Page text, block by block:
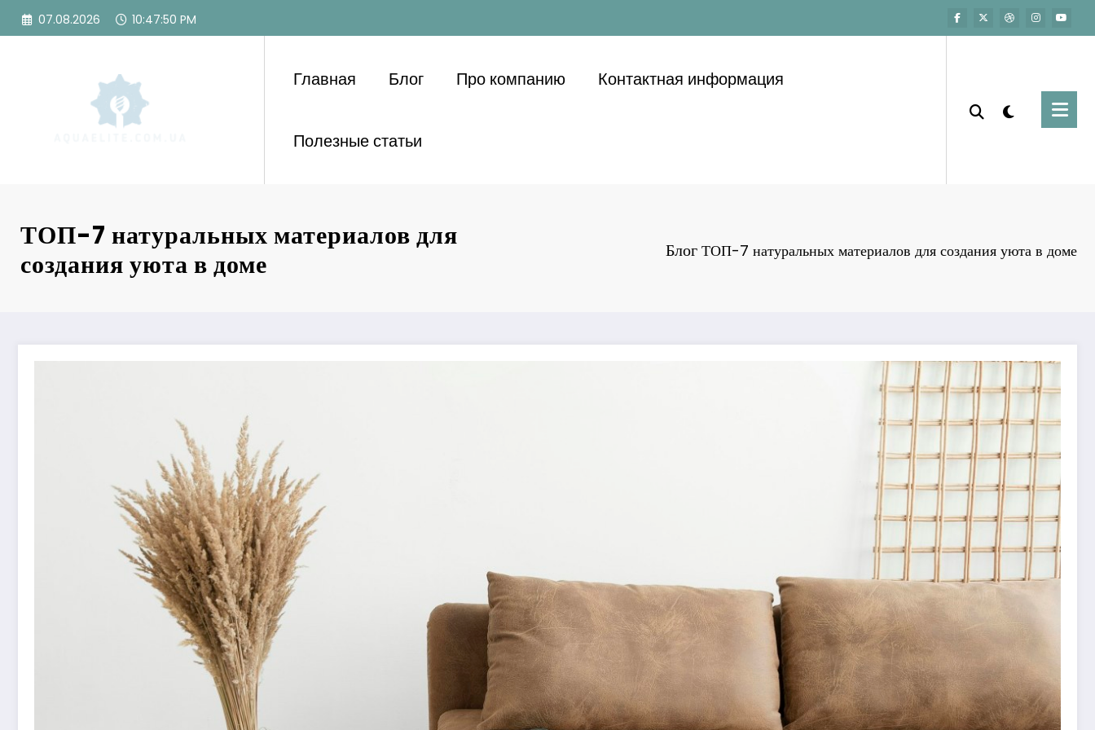
Перейти
07.08.2026 10:47:52 PM
Главная Блог Про компанию Контактная информация
Полезные статьи
ТОП-7 натуральных материалов для
создания уюта в доме
Блог ТОП-7 натуральных материалов для создания уюта в доме